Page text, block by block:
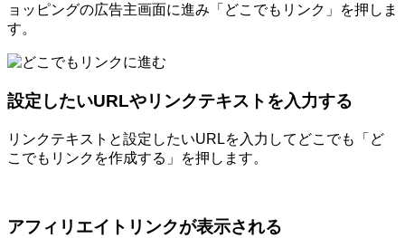
ョッピングの広告主画面に進み「どこでもリンク」を押しま
す。
設定したいURLやリンクテキストを入力する
リンクテキストと設定したいURLを入力してどこでも「ど
こでもリンクを作成する」を押します。
アフィリエイトリンクが表示される